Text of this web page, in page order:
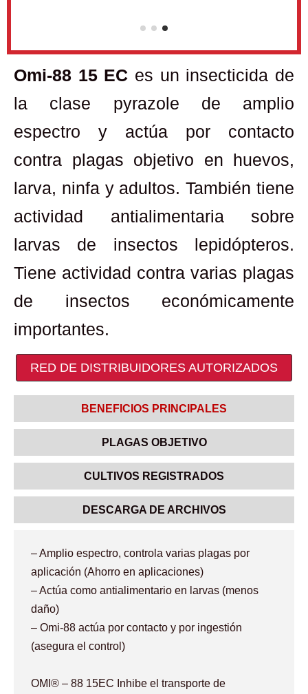
Omi-88 15 EC es un insecticida de
la clase pyrazole de amplio
espectro y actúa por contacto
contra plagas objetivo en huevos,
larva, ninfa y adultos. También tiene
actividad antialimentaria sobre
larvas de insectos lepidópteros.
Tiene actividad contra varias plagas
de insectos económicamente
importantes.
RED DE DISTRIBUIDORES AUTORIZADOS
BENEFICIOS PRINCIPALES
PLAGAS OBJETIVO
CULTIVOS REGISTRADOS
DESCARGA DE ARCHIVOS
– Amplio espectro, controla varias plagas por
aplicación (Ahorro en aplicaciones)
– Actúa como antialimentario en larvas (menos
daño)
– Omi-88 actúa por contacto y por ingestión
(asegura el control)
OMI® – 88 15EC Inhibe el transporte de